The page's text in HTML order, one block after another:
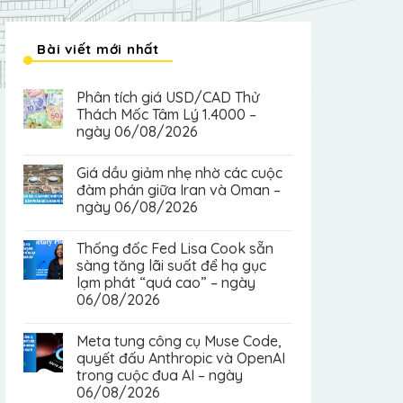
Bài viết mới nhất
Phân tích giá USD/CAD Thử
Thách Mốc Tâm Lý 1.4000 –
ngày 06/08/2026
Giá dầu giảm nhẹ nhờ các cuộc
đàm phán giữa Iran và Oman –
ngày 06/08/2026
Thống đốc Fed Lisa Cook sẵn
sàng tăng lãi suất để hạ gục
lạm phát “quá cao” – ngày
06/08/2026
Meta tung công cụ Muse Code,
quyết đấu Anthropic và OpenAI
trong cuộc đua AI – ngày
06/08/2026